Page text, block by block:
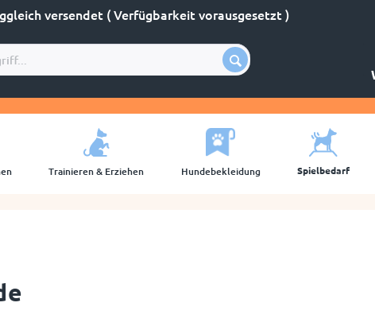
versendet ( Verfügbarkeit vorausgesetzt )
Trainieren & Erziehen Hundebekleidung Spielbedarf